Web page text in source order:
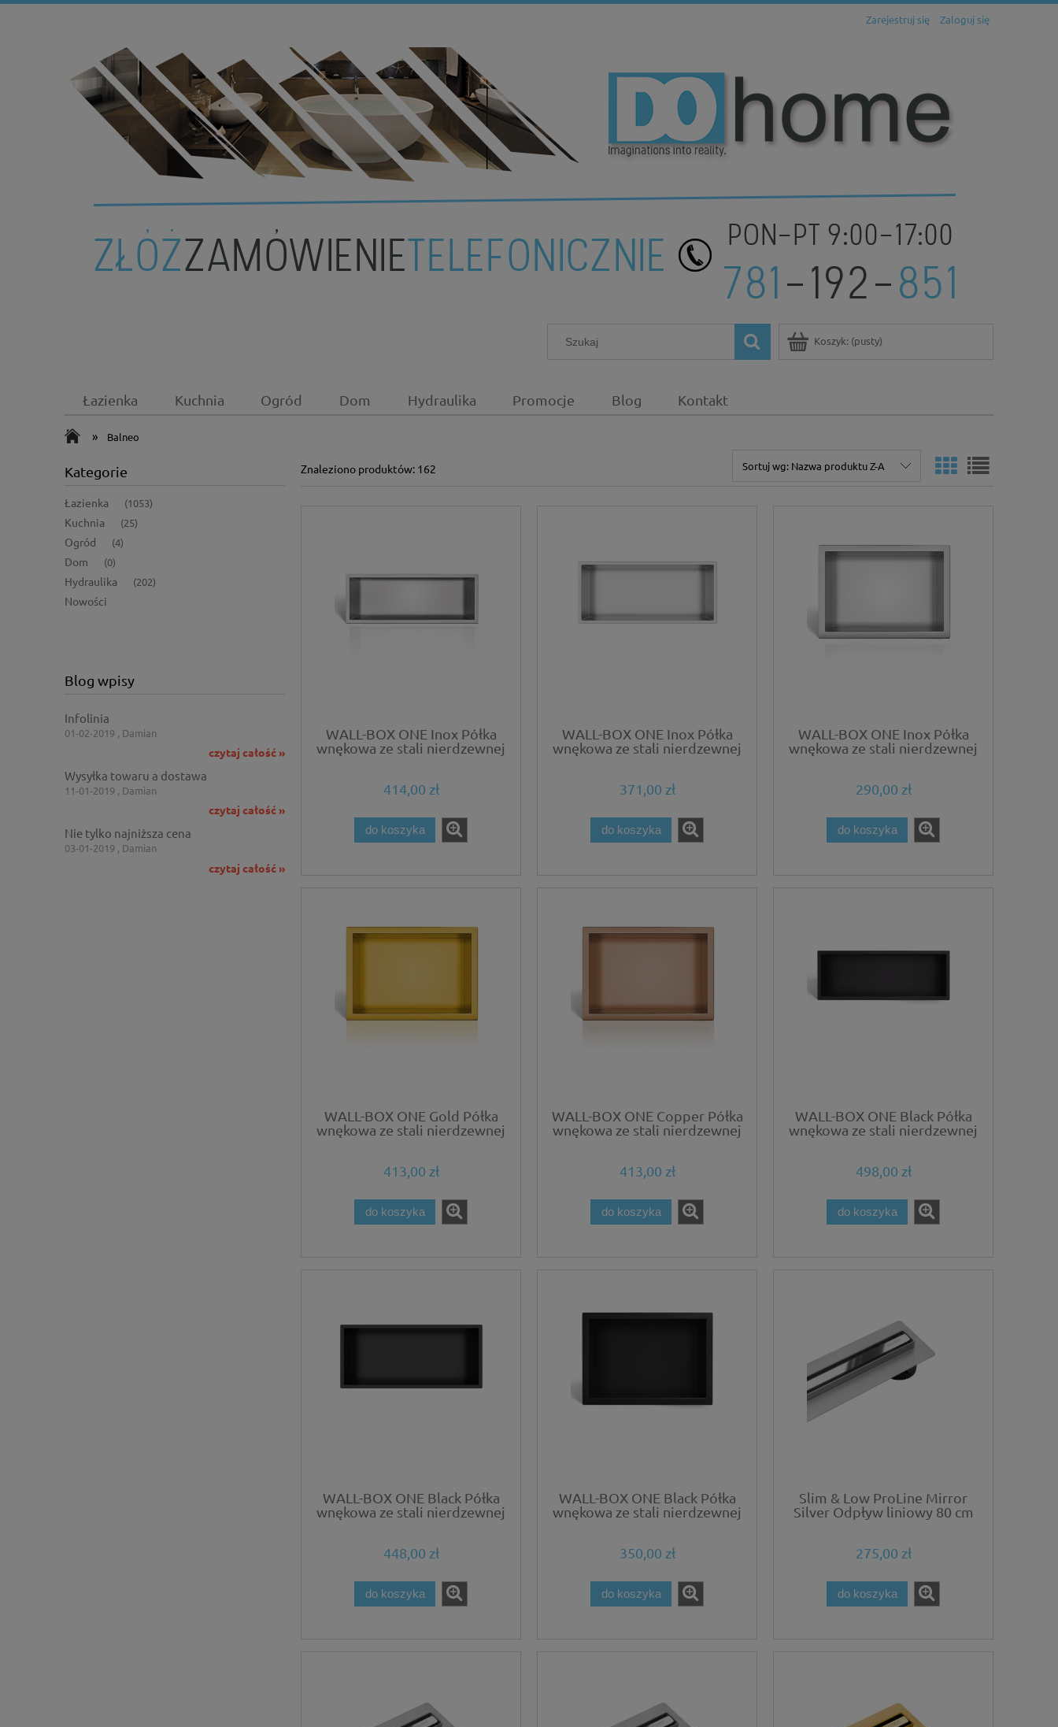
Zarejestruj się Zaloguj się
Koszyk: (pusty)
Łazienka Kuchnia Ogród Dom Hydraulika Promocje Blog Kontakt
» Balneo
Kategorie
Łazienka (1053)
Kuchnia (25)
Ogród (4)
Dom (0)
Hydraulika (202)
Nowości
Blog wpisy
Infolinia
01-02-2019 , Damian
czytaj całość »
Wysyłka towaru a dostawa
11-01-2019 , Damian
czytaj całość »
Nie tylko najniższa cena
03-01-2019 , Damian
czytaj całość »
Znaleziono produktów: 162 Sortuj wg: Nazwa produktu Z-A
WALL-BOX ONE Inox Półka
wnękowa ze stali nierdzewnej
414,00 zł
do koszyka
WALL-BOX ONE Inox Półka
wnękowa ze stali nierdzewnej
371,00 zł
do koszyka
WALL-BOX ONE Inox Półka
wnękowa ze stali nierdzewnej
290,00 zł
do koszyka
WALL-BOX ONE Gold Półka
wnękowa ze stali nierdzewnej
413,00 zł
do koszyka
WALL-BOX ONE Copper Półka
wnękowa ze stali nierdzewnej
413,00 zł
do koszyka
WALL-BOX ONE Black Półka
wnękowa ze stali nierdzewnej
498,00 zł
do koszyka
WALL-BOX ONE Black Półka
wnękowa ze stali nierdzewnej
448,00 zł
do koszyka
WALL-BOX ONE Black Półka
wnękowa ze stali nierdzewnej
350,00 zł
do koszyka
Slim & Low ProLine Mirror
Silver Odpływ liniowy 80 cm
275,00 zł
do koszyka